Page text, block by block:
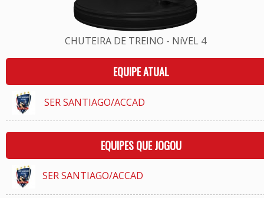
CHUTEIRA DE TREINO - NíVEL 4
EQUIPE ATUAL
SER SANTIAGO/ACCAD
EQUIPES QUE JOGOU
SER SANTIAGO/ACCAD